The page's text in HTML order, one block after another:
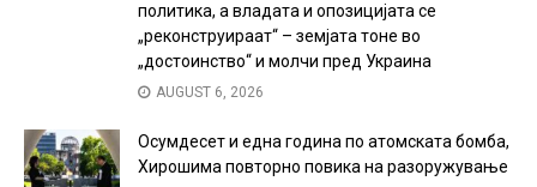
политика, а владата и опозицијата се
„реконструираат“ – земјата тоне во
„достоинство“ и молчи пред Украина
AUGUST 6, 2026
Осумдесет и една година по атомската бомба,
Хирошима повторно повика на разоружување